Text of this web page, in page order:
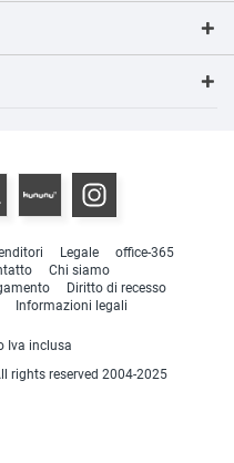
Legale
office-365
Chi siamo
Diritto di recesso
Informazioni legali
Iva inclusa
rights reserved 2004-2025